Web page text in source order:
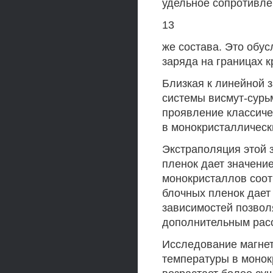
удельное
13
же состава. Это
заряда на границах
Близкая к линейной
системы висмут-
проявление
в
Экстраполяция этой
пленок дает
монокристаллов
блочных пленок
зависимостей
дополнительным
Исследование
температуры в